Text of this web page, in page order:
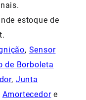
estoque de
, Sensor
de Borboleta
, Junta
Amortecedore